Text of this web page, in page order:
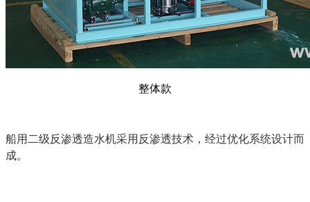
整体款
船用二级反渗透造水机采用反渗透技术， 经过优化系统设计而
成。